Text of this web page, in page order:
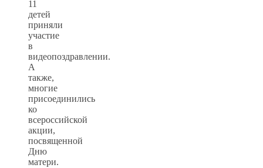
11
детей
приняли
участие
в
видеопоздравлении.
А
также,
многие
присоединились
ко
всероссийской
акции,
посвященной
Дню
матери.